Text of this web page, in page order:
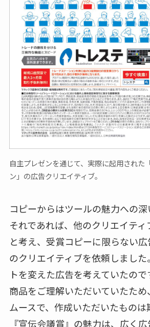
自主プレゼンを通じて、実際に起用された
ン」の広告クリエイティブ。
コピーからはツールの魅力への深
それであれば、他のクリエイテ
と考え、受賞コピーに限らない
のクリエイティブを依頼しました
トを変えた広告を考えていたの
商品をご理解いただいていたた
ムースで、作成いただいたものは
『宣伝会議賞』の魅力は、広く